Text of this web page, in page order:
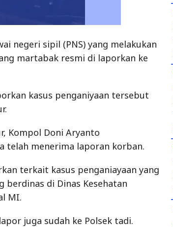
negeri sipil (PNS) yang melakukan
martabak resmi di laporkan ke
kasus penganiyaan tersebut
Kompol Doni Aryanto
telah menerima laporan korban.
terkait kasus penganiayaan yang
berdinas di Dinas Kesehatan
MI.
juga sudah ke Polsek tadi.